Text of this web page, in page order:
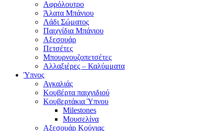
Αφρόλουτρο
Άλατα Μπάνιου
Λάδι Σώματος
Παιχνίδια Μπάνιου
Αξεσουάρ
Πετσέτες
Μπουρνουζοπετσέτες
Αλλαξιέρες – Καλύμματα
Ύπνος
Αγκαλιάς
Κουβέρτα παιχνιδιού
Κουβερτάκια Ύπνου
Milestones
Μουσελίνα
Αξεσουάρ Κούνιας